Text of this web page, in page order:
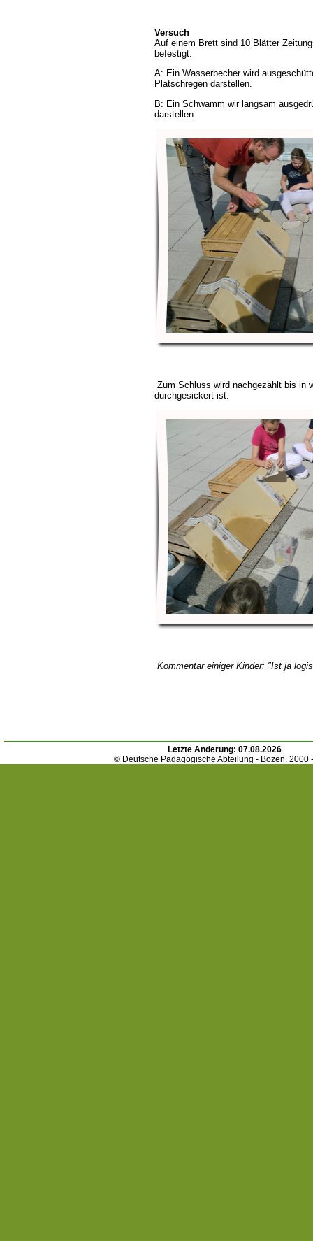
Versuch
Auf einem Brett sind 10 Blätter
befestigt.
A: Ein Wasserbecher wird
Platschregen darstellen.
B: Ein Schwamm wir langsam
darstellen.
Zum Schluss wird nachgezählt bis in
durchgesickert ist.
Kommentar einiger Kinder: "Ist ja
Letzte Änderung: 07.08.2026
© Deutsche Pädagogische Abteilung - Bozen. 2000